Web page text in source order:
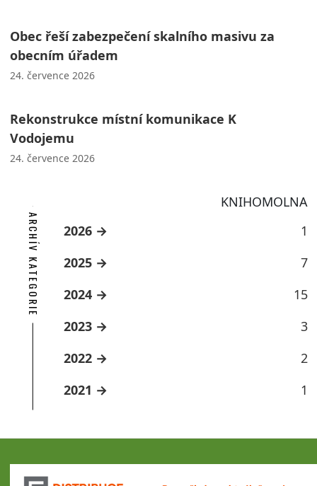
Obec řeší zabezpečení skalního masivu za
obecním úřadem
24. července 2026
Rekonstrukce místní komunikace K
Vodojemu
24. července 2026
KNIHOMOLNA
ARCHÍV KATEGORIE 2026
1
2025
7
2024
15
2023
3
2022
2
2021
1